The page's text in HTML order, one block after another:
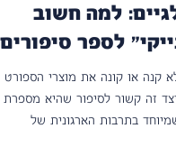
למה חשוב
לספר סיפורים
שלה?
קנה או קונה את מוצרי הספורט
זה קשור לסיפור שהיא מספרת
בתרבות הארגונית של